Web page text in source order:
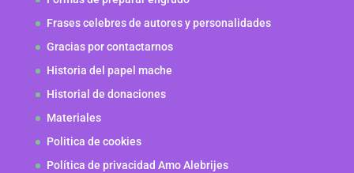
Frases celebres de autores y personalidades
Gracias por contactarnos
Historia del papel mache
Historial de donaciones
Materiales
Politica de cookies
Política de privacidad Amo Alebrijes